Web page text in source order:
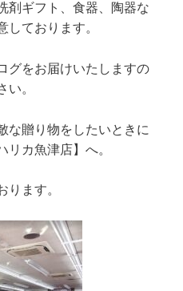
剤ギフト、食器、陶器な
しております。
グをお届けいたしますの
い。
な贈り物をしたいときに
リカ魚津店】へ。
ります。